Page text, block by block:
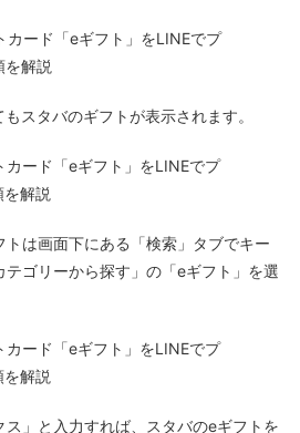
スタバのギフトが表示されます。
トは画面下にある「検索」タブでキー
テゴリーから探す」の「eギフト」を選
ス」と入力すれば、スタバのeギフトを